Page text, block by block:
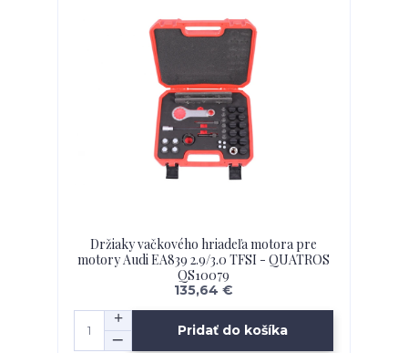
Držiaky vačkového hriadeľa motora pre
motory Audi EA839 2.9/3.0 TFSI - QUATROS
QS10079
135,64 €
Pridať do košíka